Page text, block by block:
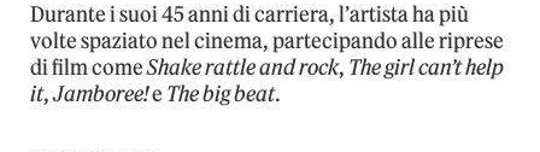
Durante i suoi 45 anni di carriera, l’artista ha più
volte spaziato nel cinema, partecipando alle riprese
di film comeShake rattle and rock, The girl can’t help
it,Jamboree!e The big beat.